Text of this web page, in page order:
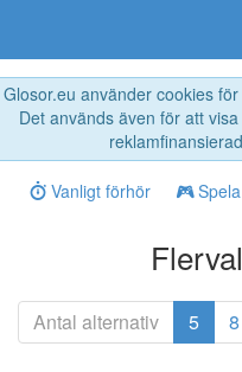
Glosor.eu använder cookies
Det används även för att
Vanligt förhör
Antal alternativ 5 8